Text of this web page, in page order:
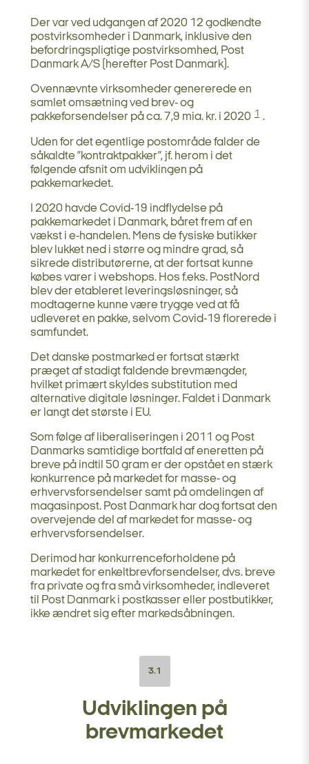
Der var ved udgangen af 2020 12 godkendte
postvirksomheder i Danmark, inklusive den
befordringspligtige postvirksomhed, Post
Danmark A/S (herefter Post Danmark).
Ovennævnte virksomheder genererede en
samlet omsætning ved brev- og
pakkeforsendelser på ca. 7,9 mia. kr. i 2020 1 .
Uden for det egentlige postområde falder de
såkaldte ”kontraktpakker”, jf. herom i det
følgende afsnit om udviklingen på
pakkemarkedet.
I 2020 havde Covid-19 indflydelse på
pakkemarkedet i Danmark, båret frem af en
vækst i e-handelen. Mens de fysiske butikker
blev lukket ned i større og mindre grad, så
sikrede distributørerne, at der fortsat kunne
købes varer i webshops. Hos f.eks. PostNord
blev der etableret leveringsløsninger, så
modtagerne kunne være trygge ved at få
udleveret en pakke, selvom Covid-19 florerede i
samfundet.
Det danske postmarked er fortsat stærkt
præget af stadigt faldende brevmængder,
hvilket primært skyldes substitution med
alternative digitale løsninger. Faldet i Danmark
er langt det største i EU.
Som følge af liberaliseringen i 2011 og Post
Danmarks samtidige bortfald af eneretten på
breve på indtil 50 gram er der opstået en stærk
konkurrence på markedet for masse- og
erhvervsforsendelser samt på omdelingen af
magasinpost. Post Danmark har dog fortsat den
overvejende del af markedet for masse- og
erhvervsforsendelser.
Derimod har konkurrenceforholdene på
markedet for enkeltbrevforsendelser, dvs. breve
fra private og fra små virksomheder, indleveret
til Post Danmark i postkasser eller postbutikker,
ikke ændret sig efter markedsåbningen.
3.1
Udviklingen på
brevmarkedet